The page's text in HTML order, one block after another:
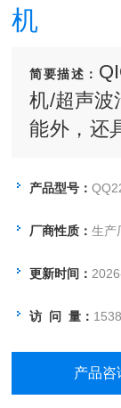
机
简要描述：
机/超声波
能外，还
产品型号：
厂商性质：生产
更新时间：
访 问 量： 1538
产品咨